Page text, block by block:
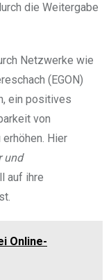
die Weitergabe
Netzwerke wie
(EGON)
ein positives
von
Hier
und
auf ihre
Online-